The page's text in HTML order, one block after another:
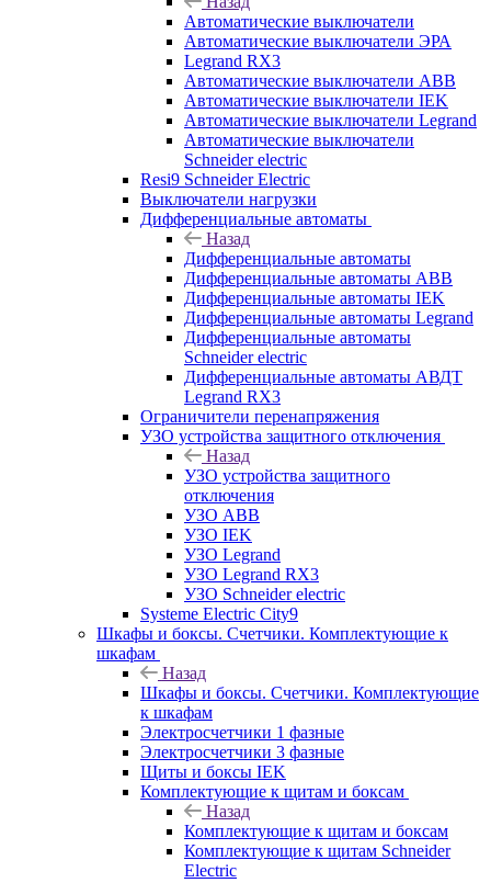
Автоматические выключатели
Автоматические выключатели ЭРА
Legrand RX3
Автоматические выключатели ABB
Автоматические выключатели IEK
Автоматические выключатели Legrand
Автоматические выключатели
Schneider electric
Resi9 Schneider Electric
Выключатели нагрузки
Дифференциальные автоматы
Назад
Дифференциальные автоматы
Дифференциальные автоматы ABB
Дифференциальные автоматы IEK
Дифференциальные автоматы Legrand
Дифференциальные автоматы
Schneider electric
Дифференциальные автоматы АВДТ
Legrand RX3
Ограничители перенапряжения
УЗО устройства защитного отключения
Назад
УЗО устройства защитного
отключения
УЗО ABB
УЗО IEK
УЗО Legrand
УЗО Legrand RX3
УЗО Schneider electric
Systeme Electric City9
Шкафы и боксы. Счетчики. Комплектующие к
шкафам
Назад
Шкафы и боксы. Счетчики. Комплектующие
к шкафам
Электросчетчики 1 фазные
Электросчетчики 3 фазные
Щиты и боксы IEK
Комплектующие к щитам и боксам
Назад
Комплектующие к щитам и боксам
Комплектующие к щитам Schneider
Electric